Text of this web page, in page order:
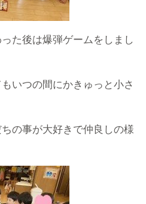
た後は爆弾ゲームをしまし
いつの間にかきゅっと小さ
の事が大好きで仲良しの様